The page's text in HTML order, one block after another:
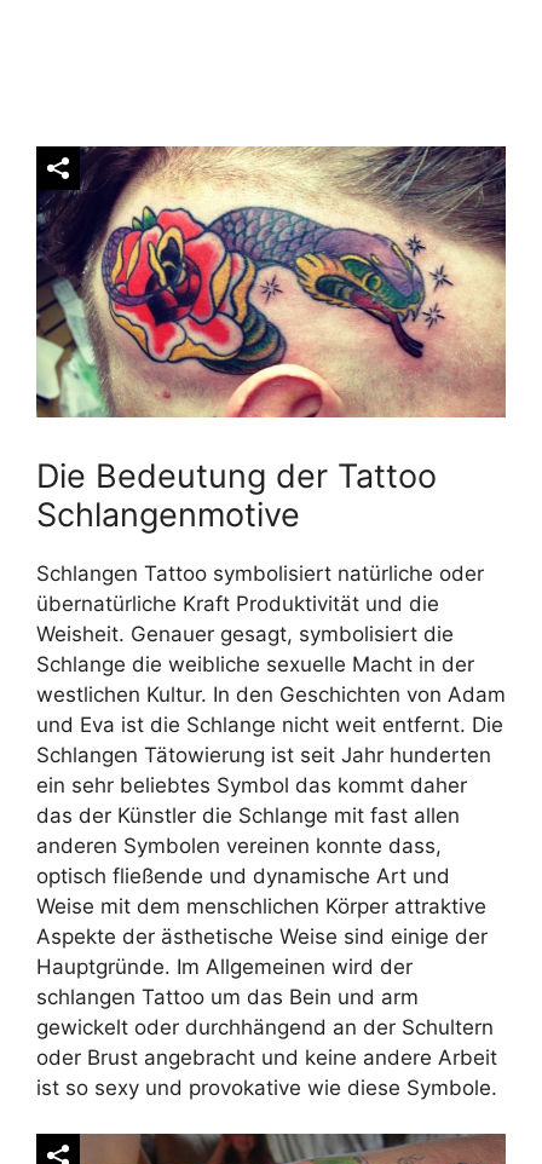
Die Bedeutung der Tattoo
Schlangenmotive
Schlangen Tattoo symbolisiert natürliche oder
übernatürliche Kraft Produktivität und die
Weisheit. Genauer gesagt, symbolisiert die
Schlange die weibliche sexuelle Macht in der
westlichen Kultur. In den Geschichten von Adam
und Eva ist die Schlange nicht weit entfernt. Die
Schlangen Tätowierung ist seit Jahr hunderten
ein sehr beliebtes Symbol das kommt daher
das der Künstler die Schlange mit fast allen
anderen Symbolen vereinen konnte dass,
optisch fließende und dynamische Art und
Weise mit dem menschlichen Körper attraktive
Aspekte der ästhetische Weise sind einige der
Hauptgründe. Im Allgemeinen wird der
schlangen Tattoo um das Bein und arm
gewickelt oder durchhängend an der Schultern
oder Brust angebracht und keine andere Arbeit
ist so sexy und provokative wie diese Symbole.